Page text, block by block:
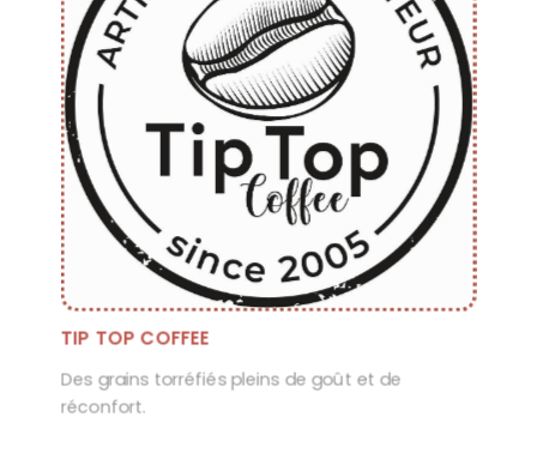
TIP TOP COFFEE
Des grains torréfiés pleins de goût et de
réconfort.